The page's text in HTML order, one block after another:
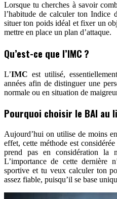
Lorsque tu cherches à savoir
l’habitude de calculer ton Indice
situer ton poids idéal et fixer un
mettre en place un plan d’attaque.
Qu’est-ce que l’IMC ?
L’IMC est utilisé,
années afin de distinguer une
normale ou en situation de
Pourquoi choisir le BAI au
Aujourd’hui on utilise de moins
effet, cette méthode est
prend pas en considération la
L’importance de cette dernière
sportive et tu veux calculer ton
assez fiable, puisqu’il se base